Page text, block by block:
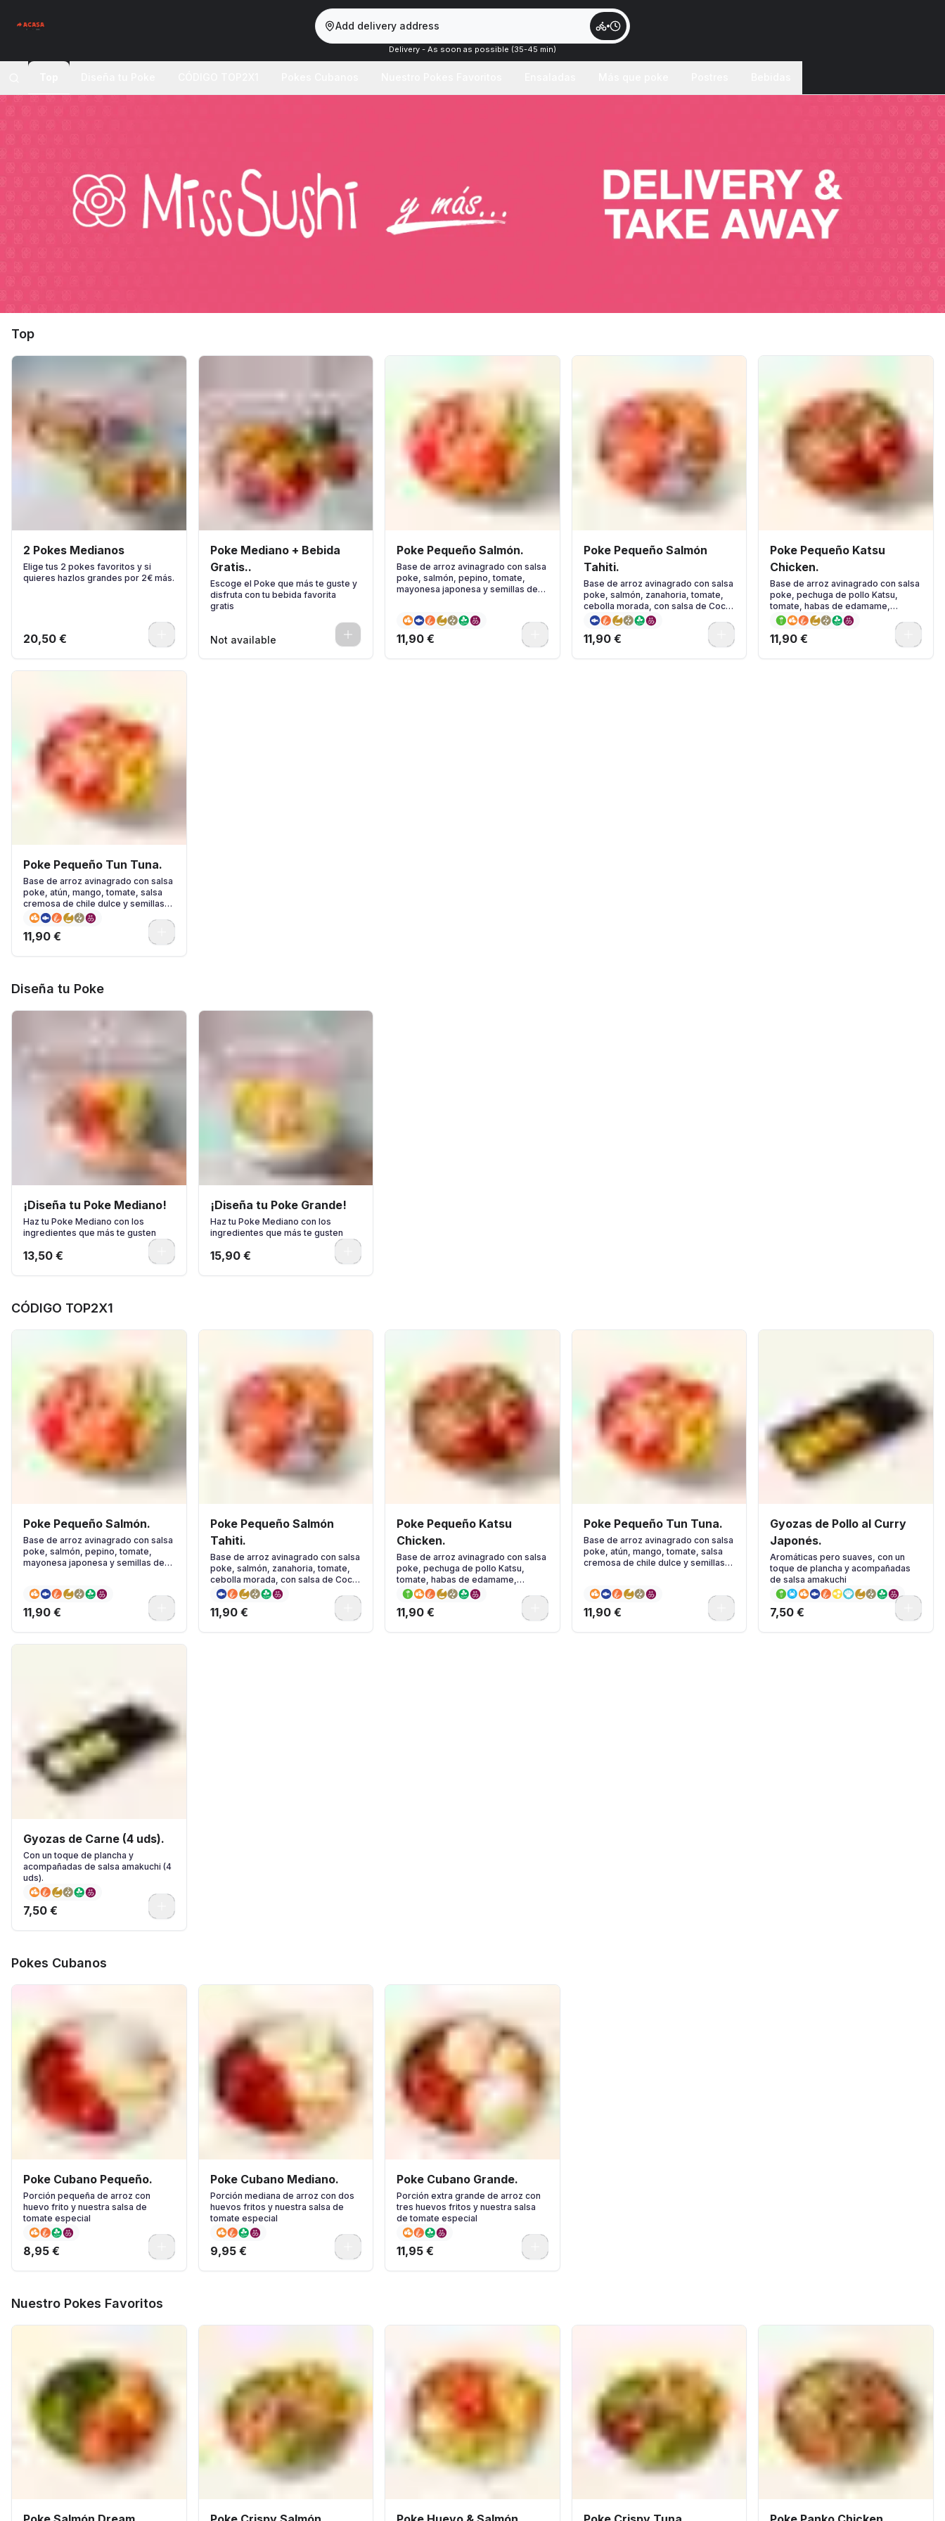
Add delivery address
Delivery - As soon as possible (35-45 min)
Top
2 Pokes Medianos
Elige tus 2 pokes favoritos y si
quieres hazlos grandes por 2€ más.
20,50 €
Poke Mediano + Bebida
Gratis..
Escoge el Poke que más te guste y
disfruta con tu bebida favorita
gratis
Not available 0
Poke Pequeño Salmón.
Base de arroz avinagrado con salsa
poke, salmón, pepino, tomate,
mayonesa japonesa y semillas de
11,90 €
Poke Pequeño Salmón
Tahiti.
Base de arroz avinagrado con salsa
poke, salmón, zanahoria, tomate,
cebolla morada, con salsa de Coco
& Lima y hierbas frescas.
11,90 €
Poke Pequeño Katsu
Chicken.
Base de arroz avinagrado con salsa
poke, pechuga de pollo Katsu,
tomate, habas de edamame,
mayonesa japonesa y semillas de
sésamo
11,90 €
Poke Pequeño Tun Tuna.
Base de arroz avinagrado con salsa
poke, atún, mango, tomate, salsa
cremosa de chile dulce y semillas
de sésamo
11,90 €
Diseña tu Poke
¡Diseña tu Poke Mediano!
Haz tu Poke Mediano con los
ingredientes que más te gusten
13,50 €
¡Diseña tu Poke Grande!
Haz tu Poke Mediano con los
ingredientes que más te gusten
15,90 €
CÓDIGO TOP2X1
Poke Pequeño Salmón.
Base de arroz avinagrado con salsa
poke, salmón, pepino, tomate,
mayonesa japonesa y semillas de
11,90 €
Poke Pequeño Salmón
Tahiti.
Base de arroz avinagrado con salsa
poke, salmón, zanahoria, tomate,
cebolla morada, con salsa de Coco
& Lima y hierbas frescas.
11,90 €
Poke Pequeño Katsu
Chicken.
Base de arroz avinagrado con salsa
poke, pechuga de pollo Katsu,
tomate, habas de edamame,
mayonesa japonesa y semillas de
sésamo
11,90 €
Poke Pequeño Tun Tuna.
Base de arroz avinagrado con salsa
poke, atún, mango, tomate, salsa
cremosa de chile dulce y semillas
11,90 €
Gyozas de Pollo al Curry
Japonés.
Aromáticas pero suaves, con un
toque de plancha y acompañadas
de salsa amakuchi
7,50 €
Gyozas de Carne (4 uds).
Con un toque de plancha y
acompañadas de salsa amakuchi (4
uds).
7,50 €
Pokes Cubanos
Poke Cubano Pequeño.
Porción pequeña de arroz con
huevo frito y nuestra salsa de
tomate especial
8,95 €
Poke Cubano Mediano.
Porción mediana de arroz con dos
huevos fritos y nuestra salsa de
tomate especial
9,95 €
Poke Cubano Grande.
Porción extra grande de arroz con
tres huevos fritos y nuestra salsa
de tomate especial
11,95 €
Nuestro Pokes Favoritos